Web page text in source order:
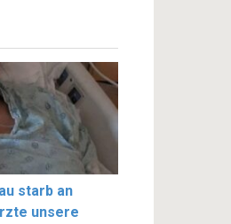
starb an
unsere